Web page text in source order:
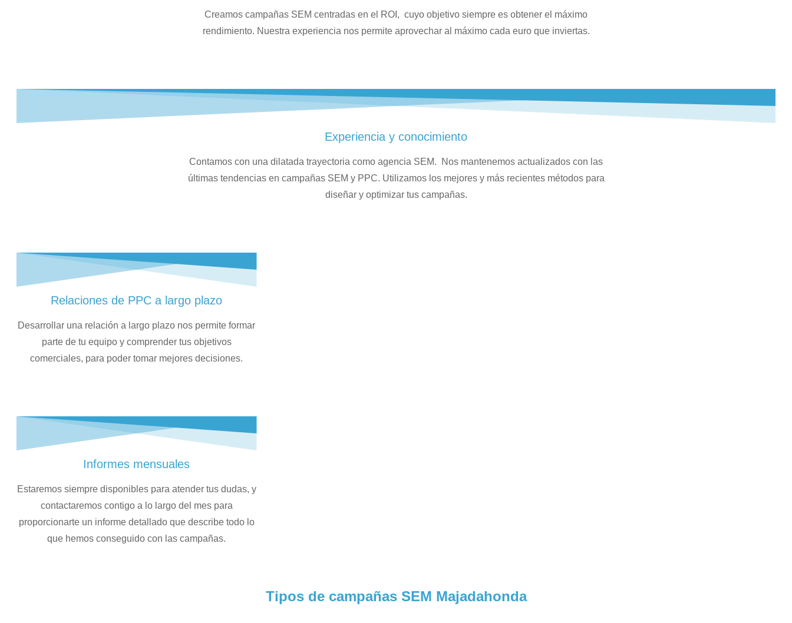
Creamos campañas SEM centradas en el ROI, cuyo objetivo siempre es obtener el máximo
rendimiento. Nuestra experiencia nos permite aprovechar al máximo cada euro que inviertas.
Experiencia y conocimiento
Contamos con una dilatada trayectoria como agencia SEM. Nos mantenemos actualizados con las
últimas tendencias en campañas SEM y PPC. Utilizamos los mejores y más recientes métodos para
diseñar y optimizar tus campañas.
Relaciones de PPC a largo plazo
Desarrollar una relación a largo plazo nos permite formar
parte de tu equipo y comprender tus objetivos
comerciales, para poder tomar mejores decisiones.
Informes mensuales
Estaremos siempre disponibles para atender tus dudas, y
contactaremos contigo a lo largo del mes para
proporcionarte un informe detallado que describe todo lo
que hemos conseguido con las campañas.
Tipos de campañas SEM Majadahonda